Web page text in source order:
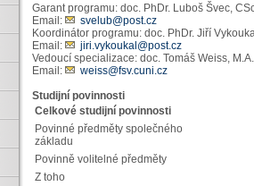
Garant programu: doc. PhDr. Luboš Švec,
Email:
svelub@post.cz
Koordinátor programu: doc. PhDr. Jiří
Email:
jiri.vykoukal@post.cz
Vedoucí specializace: doc. Tomáš Weiss,
Email:
weiss@fsv.cuni.cz
Studijní povinnosti
Celkové studijní povinnosti
Povinné předměty společného
základu
Povinně volitelné předměty
Z toho